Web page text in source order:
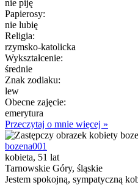
nie piję
Papierosy:
nie lubię
Religia:
rzymsko-katolicka
Wykształcenie:
średnie
Znak zodiaku:
lew
Obecne zajęcie:
emerytura
Przeczytaj o mnie więcej »
bozena001
kobieta, 51 lat
Tarnowskie Góry, śląskie
Jestem spokojną, sympatyczną